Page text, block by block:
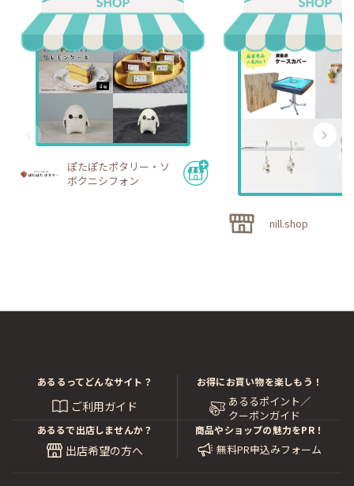
ぽたぽたポタリー・ソ
ボクニシフォン
nill.shop
あるるってどんなサイト？
ご利用ガイド
お得にお買い物を楽しもう！
あるるポイント／
クーポンガイド
あるるで出店しませんか？
出店希望の方へ
商品やショップの魅力をPR！
無料PR申込みフォーム